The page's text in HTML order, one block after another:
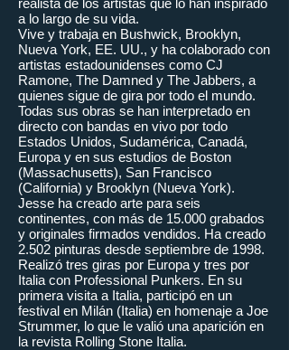
realista de los artistas que lo han inspirado
a lo largo de su vida.
Vive y trabaja en Bushwick, Brooklyn,
Nueva York, EE. UU., y ha colaborado con
artistas estadounidenses como CJ
Ramone, The Damned y The Jabbers, a
quienes sigue de gira por todo el mundo.
Todas sus obras se han interpretado en
directo con bandas en vivo por todo
Estados Unidos, Sudamérica, Canadá,
Europa y en sus estudios de Boston
(Massachusetts), San Francisco
(California) y Brooklyn (Nueva York).
Jesse ha creado arte para seis
continentes, con más de 15.000 grabados
y originales firmados vendidos. Ha creado
2.502 pinturas desde septiembre de 1998.
Realizó tres giras por Europa y tres por
Italia con Professional Punkers. En su
primera visita a Italia, participó en un
festival en Milán (Italia) en homenaje a Joe
Strummer, lo que le valió una aparición en
la revista Rolling Stone Italia.